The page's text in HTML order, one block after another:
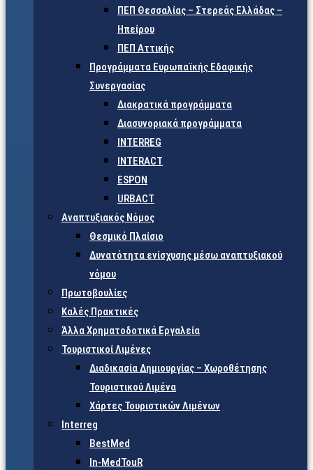
ΠΕΠ Θεσσαλίας – Στερεάς Ελλάδας –
Ηπείρου
ΠΕΠ Αττικής
Προγράμματα Ευρωπαϊκής Εδαφικής
Συνεργασίας
Διακρατικά προγράμματα
Διασυνοριακά προγράμματα
INTERREG
INTERACT
ESPON
URBACT
Αναπτυξιακός Νόμος
Θεσμικό Πλαίσιο
Δυνατότητα ενίσχυσης μέσω αναπτυξιακού
νόμου
Πρωτοβουλίες
Καλές Πρακτικές
Άλλα Χρηματοδοτικά Εργαλεία
Τουριστικοί Λιμένες
Διαδικασία Δημιουργίας – Χωροθέτησης
Τουριστικού Λιμένα
Χάρτες Τουριστικών Λιμένων
Interreg
BestMed
In-MedTouR